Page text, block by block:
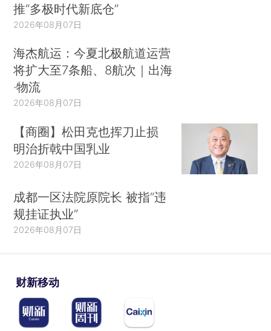
推“多极时代新底仓”
2026年08月07日
海杰航运：今夏北极航道运营
将扩大至7条船、8航次｜出海
·物流
2026年08月07日
【商圈】松田克也挥刀止损
明治折戟中国乳业
2026年08月07日
成都一区法院原院长 被指“违
规挂证执业”
2026年08月07日
财新移动